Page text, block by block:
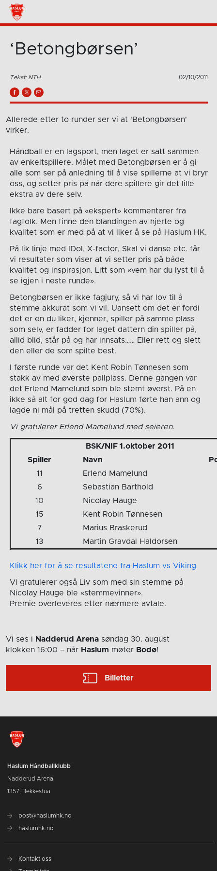
‘Betongbørsen’
Tekst: NTH 02/10/2011
Allerede etter to runder ser vi at 'Betongbørsen'
virker.
Håndball er en lagsport, men laget er satt sammen
av enkeltspillere. Målet med Betongbørsen er å gi
alle som ser på anledning til å vise spillerne at vi bryr
oss, og setter pris på når dere spillere gir det lille
ekstra av dere selv.
Ikke bare basert på «ekspert» kommentarer fra
fagfolk. Men finne den blandingen av hjerte og
kvalitet som er med på at vi liker å se på Haslum HK.
På lik linje med IDol, X-factor, Skal vi danse etc. får
vi resultater som viser at vi setter pris på både
kvalitet og inspirasjon. Litt som «vem har du lyst til å
se igjen i neste runde».
Betongbørsen er ikke fagjury, så vi har lov til å
stemme akkurat som vi vil. Uansett om det er fordi
det er en du liker, kjenner, spiller på samme plass
som selv, er fadder for laget dattern din spiller på,
allid blid, står på og har innsats…… Eller rett og slett
den eller de som spilte best.
I første runde var det Kent Robin Tønnesen som
stakk av med øverste pallplass. Denne gangen var
det Erlend Mamelund som ble stemt øverst. På en
ikke så alt for god dag for Haslum førte han ann og
lagde ni mål på tretten skudd (70%).
Vi gratulerer Erlend Mamelund med seieren.
BSK/NIF 1.oktober 2011
Spiller
Navn
11
Erlend Mamelund
6
Sebastian Barthold
10
Nicolay Hauge
15
Kent Robin Tønnesen
7
Marius Braskerud
13
Martin Gravdal Haldorsen
Klikk her for å se resultatene fra Haslum vs Viking
Vi gratulerer også Liv som med sin stemme på
Nicolay Hauge ble «stemmevinner».
Premie overleveres etter nærmere avtale.
Vi ses i Nadderud Arena søndag 30. august
klokken 16:00 – når Haslum møter Bodø!
Billetter
Haslum Håndballklubb
Nadderud Arena
1357, Bekkestua
post@haslumhk.no
haslumhk.no
Kontakt oss